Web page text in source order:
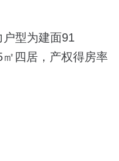
型为建面91
四居，产权得房率